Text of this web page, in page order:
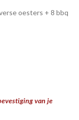
oesters + 8 bbq
van je